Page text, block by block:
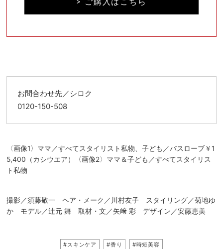
> ご購入はこちら
お問合わせ先／シロク
0120-150-508
〈画像1〉ママ／すべてスタイリスト私物、子ども／バスローブ￥1
5,400（カシウエア）〈画像2〉ママ＆子ども／すべてスタイリス
ト私物
撮影／須藤敬一 ヘア・メーク／川村友子 スタイリング／菊地ゆ
か モデル／辻元 舞 取材・文／矢﨑 彩 デザイン／安藤恵美
#スキンケア #香り #時短美容